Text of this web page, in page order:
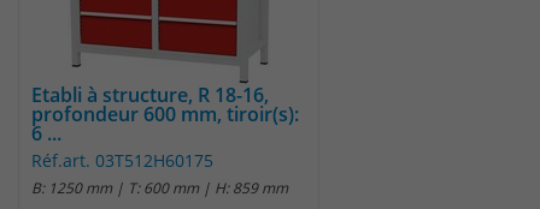
Etabli à structure, R 18-16,
profondeur 600 mm, tiroir(s):
6 ...
Réf.art. 03T512H60175
B: 1250 mm | T: 600 mm | H: 859 mm